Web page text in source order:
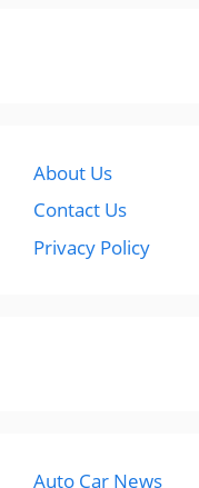
About Us
Contact Us
Privacy Policy
Auto Car News